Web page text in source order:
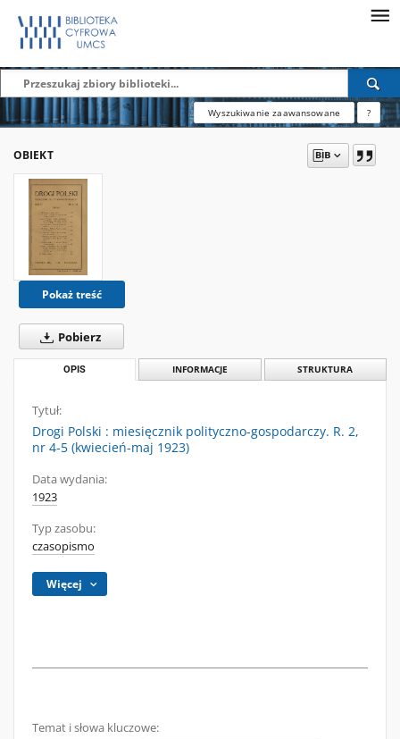
Wyszukiwanie zaawansowane ?
OBIEKT
Pokaż treść
Pobierz
OPIS INFORMACJE STRUKTURA
Tytuł:
Drogi Polski : miesięcznik polityczno-gospodarczy. R. 2,
nr 4-5 (kwiecień-maj 1923)
Data wydania:
1923
Typ zasobu:
czasopismo
Więcej
Temat i słowa kluczowe: